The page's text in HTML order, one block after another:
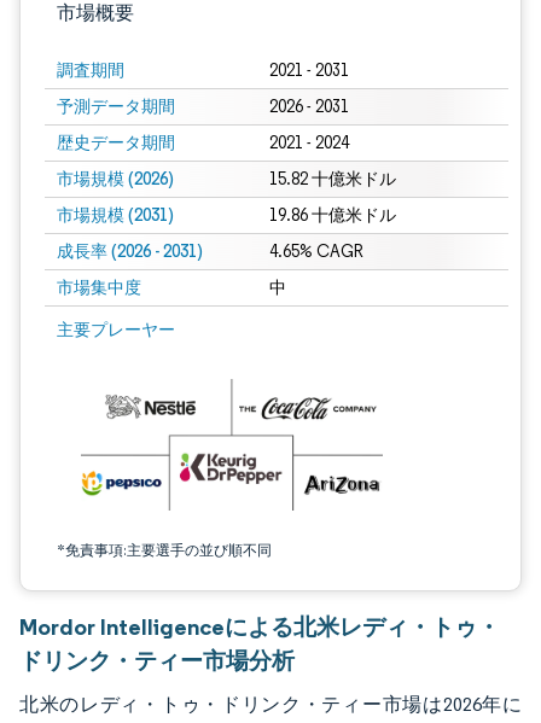
市場概要
調査期間 2021 - 2031
予測データ期間 2026 - 2031
歴史データ期間 2021 - 2024
市場規模 (2026) 15.82 十億米ドル
市場規模 (2031) 19.86 十億米ドル
成長率 (2026 - 2031) 4.65% CAGR
市場集中度 中
主要プレーヤー
*免責事項:主要選手の並び順不同
画像 © Mordor Intelligence。再利用にはCC BY 4.0の表示が必要です。
Mordor Intelligenceによる北米レディ・トゥ・
ドリンク・ティー市場分析
北米のレディ・トゥ・ドリンク・ティー市場は2026年に